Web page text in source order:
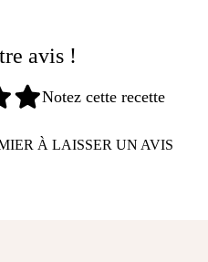
avis !
Notez cette recette
À LAISSER UN AVIS